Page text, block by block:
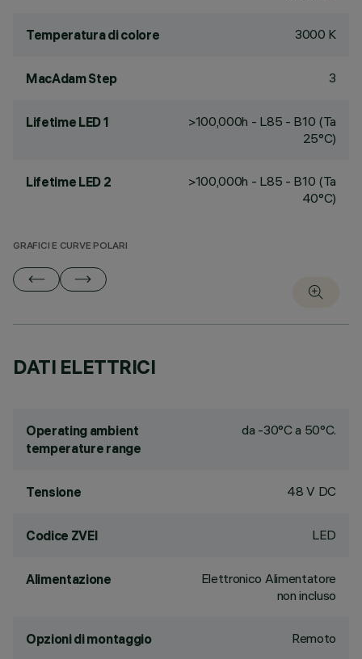
Temperatura di colore 3000 K
MacAdam Step 3
Lifetime LED 1
>100,000h - L85 - B10 (Ta
25°C)
Lifetime LED 2
>100,000h - L85 - B10 (Ta
40°C)
GRAFICI E CURVE POLARI
DATI ELETTRICI
Operating ambient
temperature range
da -30°C a 50°C.
Tensione 48 V DC
Codice ZVEI LED
Alimentazione
Elettronico Alimentatore
non incluso
Opzioni di montaggio Remoto